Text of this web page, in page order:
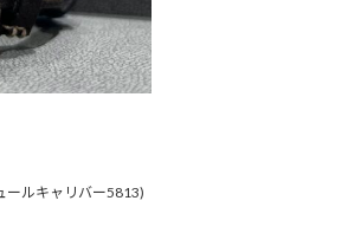
ールキャリバー5813)